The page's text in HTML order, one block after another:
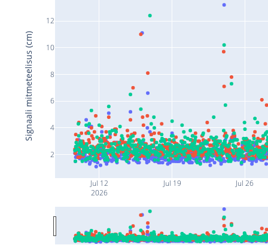
Jul 12
2026
Jul 19 Jul 26
2
4
6
8
10
12
Signaali mitmeteelisus (cm)